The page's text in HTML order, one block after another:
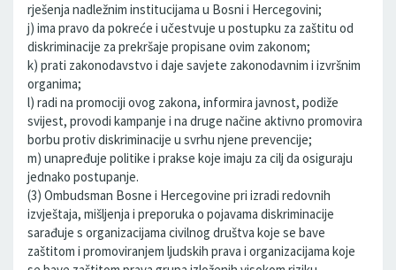
rješenja nadležnim institucijama u Bosni i Hercegovini;
j) ima pravo da pokreće i učestvuje u postupku za zaštitu od
diskriminacije za prekršaje propisane ovim zakonom;
k) prati zakonodavstvo i daje savjete zakonodavnim i izvršnim
organima;
l) radi na promociji ovog zakona, informira javnost, podiže
svijest, provodi kampanje i na druge načine aktivno promovira
borbu protiv diskriminacije u svrhu njene prevencije;
m) unapređuje politike i prakse koje imaju za cilj da osiguraju
jednako postupanje.
(3) Ombudsman Bosne i Hercegovine pri izradi redovnih
izvještaja, mišljenja i preporuka o pojavama diskriminacije
sarađuje s organizacijama civilnog društva koje se bave
zaštitom i promoviranjem ljudskih prava i organizacijama koje